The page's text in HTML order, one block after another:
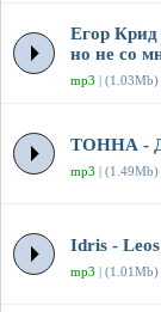
Егор
но не со
mp3 | (1.03Mb)
ТОННА -
mp3 | (1.49Mb)
Idris -
mp3 | (1.01Mb)